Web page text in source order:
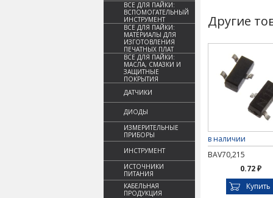
ВСЕ ДЛЯ ПАЙКИ:
ВСПОМОГАТЕЛЬНЫЙ
ИНСТРУМЕНТ
ВСЕ ДЛЯ ПАЙКИ:
МАТЕРИАЛЫ ДЛЯ
ИЗГОТОВЛЕНИЯ
ПЕЧАТНЫХ ПЛАТ
ВСЕ ДЛЯ ПАЙКИ:
МАСЛА, СМАЗКИ И
ЗАЩИТНЫЕ
ПОКРЫТИЯ
ДАТЧИКИ
ДИОДЫ
ИЗМЕРИТЕЛЬНЫЕ
ПРИБОРЫ
ИНСТРУМЕНТ
ИСТОЧНИКИ
ПИТАНИЯ
КАБЕЛЬНАЯ
ПРОДУКЦИЯ
Другие
в наличии
BAV70,215
0.72 ₽
Купить